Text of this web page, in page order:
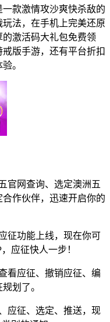
一款激情攻沙爽快杀敌的
法，在手机上完美还原
激活码大礼包免费领
版手游，还有平台折扣
。
网查询、选定澳洲五
作伙伴，迅速开启你的
功能上线，现在你可
应征快人一步！
应征、撤销应征、编
划了。
征、选定、推送，现